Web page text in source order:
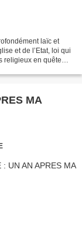
laïc et
et de l’Etat, loi qui
religieux en quête
MA